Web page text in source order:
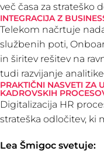
več časa za strateško
INTEGRACIJA Z
Telekom načrtuje
službenih poti,
in širitev rešitev na
tudi razvijanje
PRAKTIČNI NASVETI ZA
KADROVSKIH
Digitalizacija HR
strateška odločitev, ki
Lea Šmigoc svetuje: